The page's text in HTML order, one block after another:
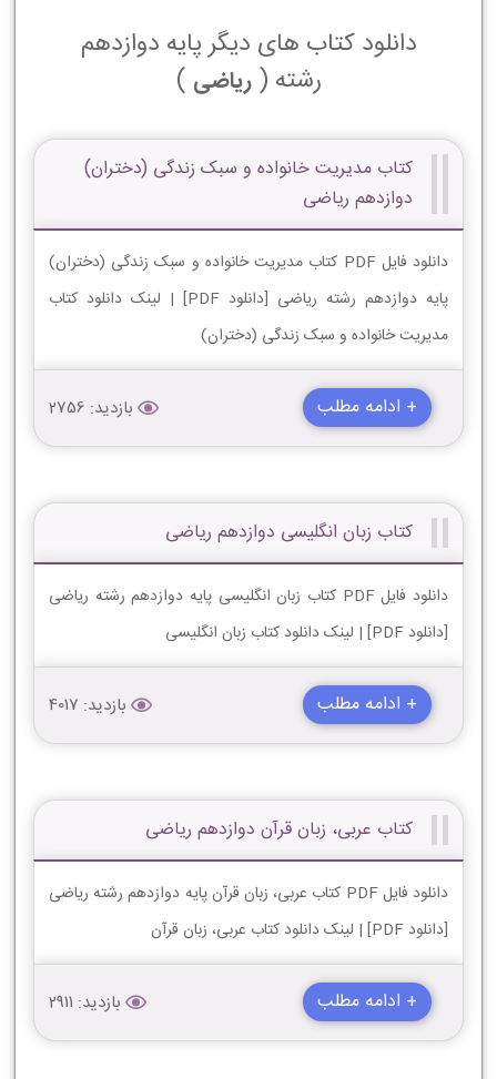
دانلود کتاب های دیگر پایه دوازدهم
رشته (ریاضی )
کتاب مدیریت خانواده و سبک زندگی (دختران)
دوازدهم ریاضی
دانلود فایل PDF کتاب مدیریت خانواده و سبک زندگی (دختران)
پایه دوازدهم رشته ریاضی [دانلود PDF] | لینک دانلود کتاب
مدیریت خانواده و سبک زندگی (دختران)
+ ادامه مطلب بازدید: 2756
کتاب زبان انگليسی دوازدهم ریاضی
دانلود فایل PDF کتاب زبان انگليسی پایه دوازدهم رشته ریاضی
[دانلود PDF] | لینک دانلود کتاب زبان انگليسی
+ ادامه مطلب بازدید: 4017
کتاب عربی، زبان قرآن دوازدهم ریاضی
دانلود فایل PDF کتاب عربی، زبان قرآن پایه دوازدهم رشته ریاضی
[دانلود PDF] | لینک دانلود کتاب عربی، زبان قرآن
+ ادامه مطلب بازدید: 2911